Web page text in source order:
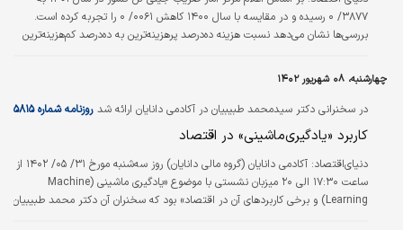
۳۸۷۷/ ۰ رسیده و در مقایسه با سال ۱۴۰۰ کاهش ۰۰۶۱/ ۰ را تجربه کرده است.
بررسی‌ها نشان می‌دهد نسبت هزینه ده‌درصد پرهزینه‌ترین به ده‌درصد کم‌هزینه‌ترین
ضریب جینی در سال ۱۴۰۱ با سال ۱۴۰۰ نشان می‌دهد که این ضریب کاهشی بوده
چهارشنبه، ۰۸ شهریور ۱۴۰۲
در سخنرانی دکتر سیدمحمد طبیبیان در آکادمی دانایان ارائه شد روزنامه شماره ۵۸۱۵
کاربرد «یادگیری‌ماشینی» در اقتصاد
دنیای‌اقتصاد:
آکادمی دانایان (گروه مالی دانایان) روز سه‌‌‌شنبه مورخ ۳۱/ ۰۵/ ۱۴۰۲ از
ساعت ۱۷:۳۰ الی ۲۰ میزبان نشستی با موضوع «یادگیری ماشینی (Machine
Learning) و برخی کاربردهای آن در اقتصاد» بود که سخنران آن دکتر محمد طبیبیان